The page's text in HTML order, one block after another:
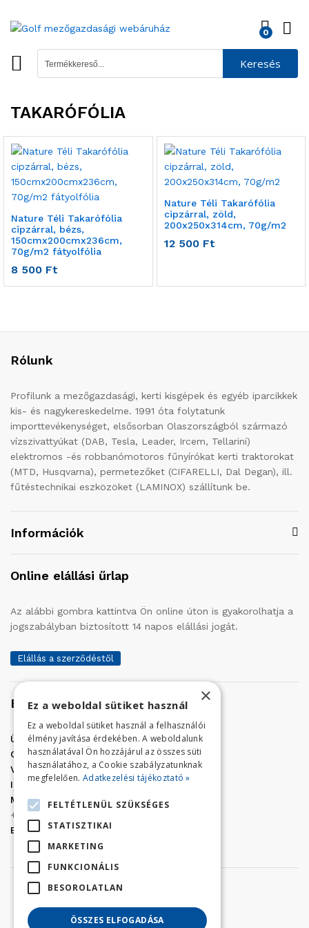
0
Keresés
TAKARÓFÓLIA
Nature Téli Takarófólia
cipzárral, bézs,
150cmx200cmx236cm,
70g/m2 fátyolfólia
8 500 Ft
Nature Téli Takarófólia
cipzárral, zöld,
200x250x314cm, 70g/m2
12 500 Ft
Rólunk
Profilunk a mezőgazdasági, kerti kisgépek és egyéb iparcikkek
kis- és nagykereskedelme. 1991 óta folytatunk
importtevékenységet, elsősorban Olaszországból származó
vízszivattyúkat (DAB, Tesla, Leader, Ircem, Tellarini)
elektromos -és robbanómotoros fűnyírókat kerti traktorokat
(MTD, Husqvarna), permetezőket (CIFARELLI, Dal Degan), ill.
fűtéstechnikai eszközöket (LAMINOX) szállítunk be.
Információk
Online elállási űrlap
Az alábbi gombra kattintva Ön online úton is gyakorolhatja a
jogszabályban biztosított 14 napos elállási jogát.
Elállás a szerződéstől
Elérhetőség
Üzletünk címe:Szolnok, Vércse út 17.
Golf Center Áruház:06 (56) 423-324
VÁR-Kert Áruház: 06 (56) 429-771
Iroda:06 (56) 421-857
Megrendelés, termék információ:
+36 (70) 938-3356
E-mail:
golfaruhaz@gmail.com
×
Ez a weboldal sütiket használ
Ez a weboldal sütiket használ a felhasználói
élmény javítása érdekében. A weboldalunk
használatával Ön hozzájárul az összes süti
használatához, a Cookie szabályzatunknak
megfelelően. Adatkezelési tájékoztató »
FELTÉTLENÜL SZÜKSÉGES
STATISZTIKAI
MARKETING
FUNKCIONÁLIS
BESOROLATLAN
ÖSSZES ELFOGADÁSA